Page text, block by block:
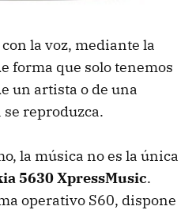
la voz, mediante la
forma que solo tenemos
un artista o de una
reproduzca.
la música no es la única
5630 XpressMusic.
operativo S60, dispone